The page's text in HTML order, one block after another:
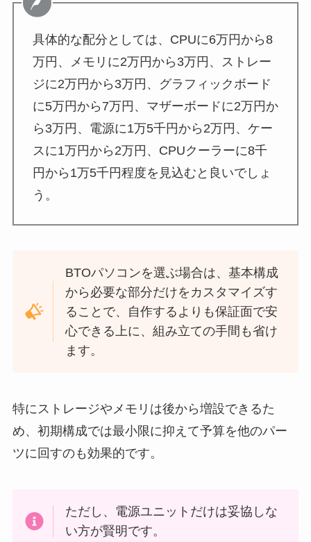
具体的な配分としては、CPUに6万円から8
万円、メモリに2万円から3万円、ストレー
ジに2万円から3万円、グラフィックボード
に5万円から7万円、マザーボードに2万円か
ら3万円、電源に1万5千円から2万円、ケー
スに1万円から2万円、CPUクーラーに8千
円から1万5千円程度を見込むと良いでしょ
う。
BTOパソコンを選ぶ場合は、基本構成
から必要な部分だけをカスタマイズす
ることで、自作するよりも保証面で安
心できる上に、組み立ての手間も省け
ます。
特にストレージやメモリは後から増設できるた
め、初期構成では最小限に抑えて予算を他のパー
ツに回すのも効果的です。
ただし、電源ユニットだけは妥協しな
い方が賢明です。